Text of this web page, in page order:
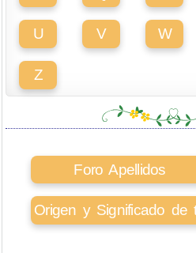
U V W
Z
Foro Apellidos
Origen y Significado de